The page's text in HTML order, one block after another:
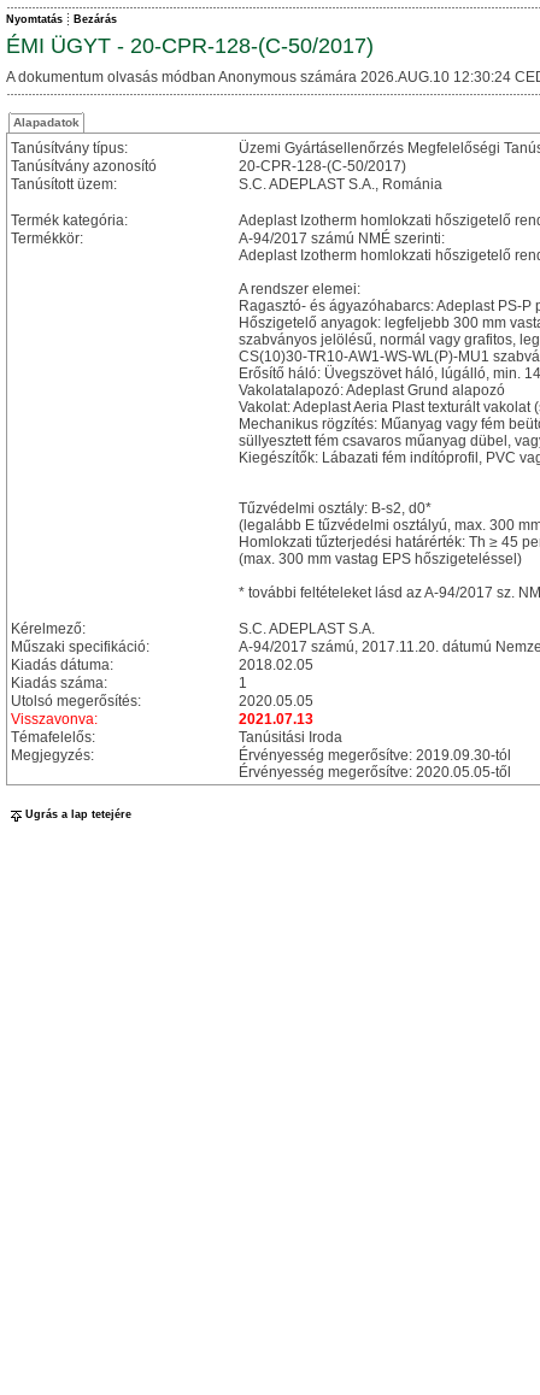
Nyomtatás Bezárás
ÉMI ÜGYT - 20-CPR-128-(C-50/2017)
A dokumentum olvasás módban Anonymous számára 2026.AUG.10 12:30:24
Alapadatok
Tanúsítvány típus:
Üzemi Gyártásellenőrzés Megfelelőségi
Tanúsítvány azonosító
20-CPR-128-(C-50/2017)
Tanúsított üzem:
S.C. ADEPLAST S.A., Románia
Termék kategória:
Adeplast Izotherm homlokzati hőszigetelő
Termékkör:
A-94/2017 számú NMÉ szerinti:
Adeplast Izotherm homlokzati hőszigetelő
A rendszer elemei:
Ragasztó- és ágyazóhabarcs: Adeplast PS-
Hőszigetelő anyagok: legfeljebb 300 mm
szabványos jelölésű, normál vagy grafitos,
CS(10)30-TR10-AW1-WS-WL(P)-MU1
Erősítő háló: Üvegszövet háló, lúgálló, min.
Vakolatalapozó: Adeplast Grund alapozó
Vakolat: Adeplast Aeria Plast texturált vakolat
Mechanikus rögzítés: Műanyag vagy fém
süllyesztett fém csavaros műanyag dübel,
Kiegészítők: Lábazati fém indítóprofil, PVC
Tűzvédelmi osztály: B-s2, d0*
(legalább E tűzvédelmi osztályú, max. 300
Homlokzati tűzterjedési határérték: Th ≥ 45
(max. 300 mm vastag EPS hőszigeteléssel)
* további feltételeket lásd az A-94/2017 sz.
Kérelmező:
S.C. ADEPLAST S.A.
Műszaki specifikáció:
A-94/2017 számú, 2017.11.20. dátumú
Kiadás dátuma:
2018.02.05
Kiadás száma:
1
Utolsó megerősítés:
2020.05.05
Visszavonva:
2021.07.13
Témafelelős:
Tanúsitási Iroda
Megjegyzés:
Érvényesség megerősítve: 2019.09.30-tól
Érvényesség megerősítve: 2020.05.05-től
Ugrás a lap tetejére